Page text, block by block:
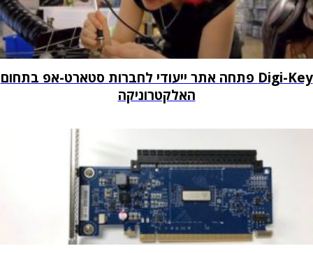
Digi-Key פתחה אתר ייעודי לחברות סטארט-אפ בתחום
האלקטרוניקה